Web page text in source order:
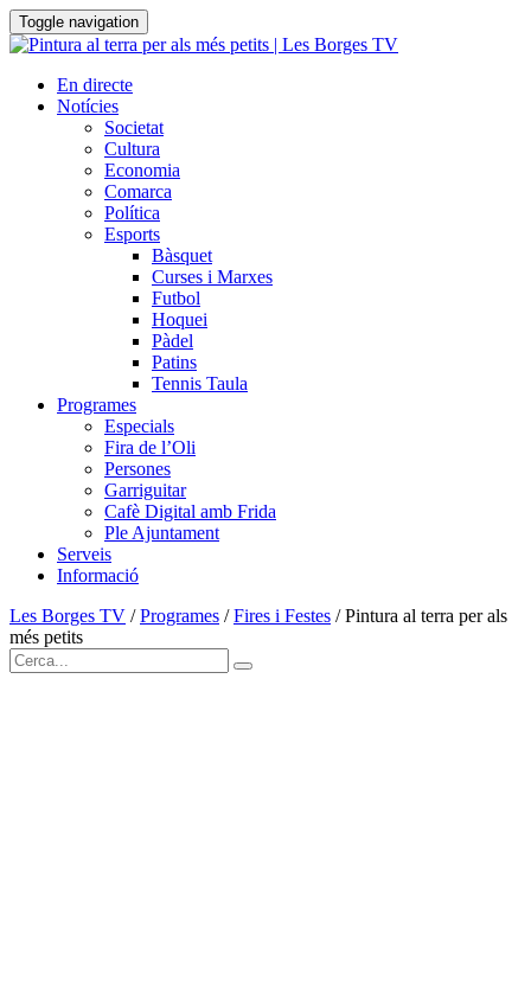
Toggle navigation
En directe
Notícies
Societat
Cultura
Economia
Comarca
Política
Esports
Bàsquet
Curses i Marxes
Futbol
Hoquei
Pàdel
Patins
Tennis Taula
Programes
Especials
Fira de l’Oli
Persones
Garriguitar
Cafè Digital amb Frida
Ple Ajuntament
Serveis
Informació
Les Borges TV /Programes /Fires i Festes /Pintura al terra per als
més petits